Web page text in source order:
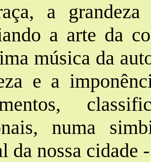
a
a arte da
música da
e a
numa
da nossa cidade